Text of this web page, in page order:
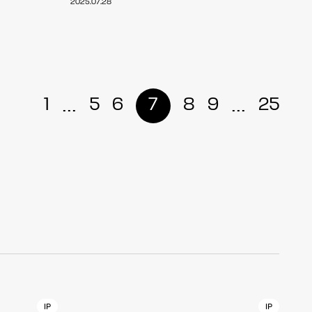
2025.07.28
1 ... 5 6 7 8 9 ... 25
IP IP